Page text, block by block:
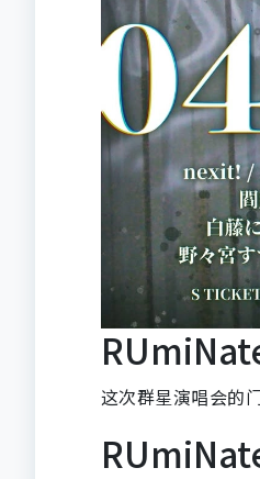
这次群星演唱会的